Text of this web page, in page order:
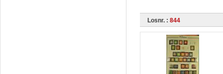
Losnr. : 844